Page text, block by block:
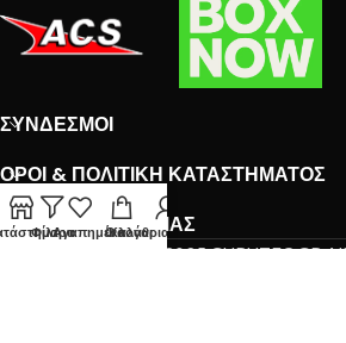
ΣΎΝΔΕΣΜΟΙ
ΌΡΟΙ & ΠΟΛΙΤΙΚΉ ΚΑΤΑΣΤΉΜΑΤΟΣ
ΤΟ NEWSLETTER ΜΑΣ
Copyright © 2025 GURUTEC.GR
ΦίλτραΑγαπημέναΚαλάθι
Ο λογαριασμός μου